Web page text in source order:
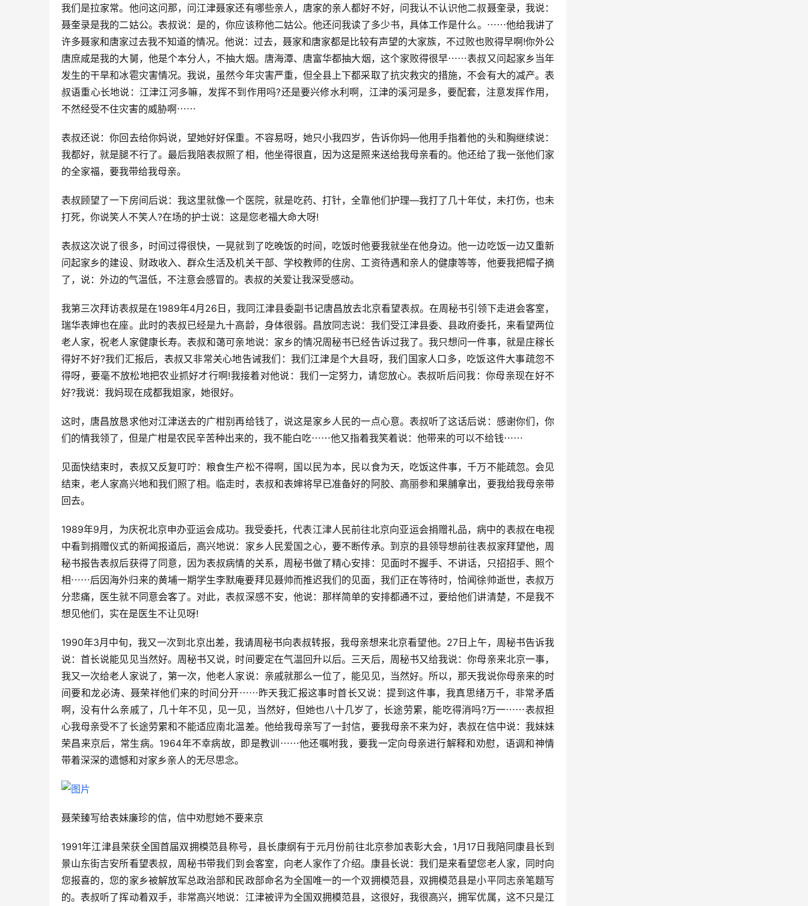
我们是拉家常。他问这问那，问江津聂家还有哪些亲人，唐家的亲人都好不好，问我认不认识他二叔聂奎录，我说：
聂奎录是我的二姑公。表叔说：是的，你应该称他二姑公。他还问我读了多少书，具体工作是什么。⋯⋯他给我讲了
许多聂家和唐家过去我不知道的情况。他说：过去，聂家和唐家都是比较有声望的大家族，不过败也败得早啊!你外公
唐庶咸是我的大舅，他是个本分人，不抽大烟。唐海潭、唐富华都抽大烟，这个家败得很早⋯⋯表叔又问起家乡当年
发生的干旱和冰雹灾害情况。我说，虽然今年灾害严重，但全县上下都采取了抗灾救灾的措施，不会有大的减产。表
叔语重心长地说：江津江河多嘛，发挥不到作用吗?还是要兴修水利啊，江津的溪河是多，要配套，注意发挥作用，
不然经受不住灾害的威胁啊⋯⋯
表叔还说：你回去给你妈说，望她好好保重。不容易呀，她只小我四岁，告诉你妈—他用手指着他的头和胸继续说：
我都好，就是腿不行了。最后我陪表叔照了相，他坐得很直，因为这是照来送给我母亲看的。他还给了我一张他们家
的全家福，要我带给我母亲。
表叔顾望了一下房间后说：我这里就像一个医院，就是吃药、打针，全靠他们护理—我打了几十年仗，未打伤，也未
打死，你说笑人不笑人?在场的护士说：这是您老福大命大呀!
表叔这次说了很多，时间过得很快，一晃就到了吃晚饭的时间，吃饭时他要我就坐在他身边。他一边吃饭一边又重新
问起家乡的建设、财政收入、群众生活及机关干部、学校教师的住房、工资待遇和亲人的健康等等，他要我把帽子摘
了，说：外边的气温低，不注意会感冒的。表叔的关爱让我深受感动。
我第三次拜访表叔是在1989年4月26日，我同江津县委副书记唐昌放去北京看望表叔。在周秘书引领下走进会客室，
瑞华表婶也在座。此时的表叔已经是九十高龄，身体很弱。昌放同志说：我们受江津县委、县政府委托，来看望两位
老人家，祝老人家健康长寿。表叔和蔼可亲地说：家乡的情况周秘书已经告诉过我了。我只想问一件事，就是庄稼长
得好不好?我们汇报后，表叔又非常关心地告诫我们：我们江津是个大县呀，我们国家人口多，吃饭这件大事疏忽不
得呀，要毫不放松地把农业抓好才行啊!我接着对他说：我们一定努力，请您放心。表叔听后问我：你母亲现在好不
好?我说：我妈现在成都我姐家，她很好。
这时，唐昌放恳求他对江津送去的广柑别再给钱了，说这是家乡人民的一点心意。表叔听了这话后说：感谢你们，你
们的情我领了，但是广柑是农民辛苦种出来的，我不能白吃⋯⋯他又指着我笑着说：他带来的可以不给钱⋯⋯
见面快结束时，表叔又反复叮咛：粮食生产松不得啊，国以民为本，民以食为天，吃饭这件事，千万不能疏忽。会见
结束，老人家高兴地和我们照了相。临走时，表叔和表婶将早已准备好的阿胶、高丽参和果脯拿出，要我给我母亲带
回去。
1989年9月，为庆祝北京申办亚运会成功。我受委托，代表江津人民前往北京向亚运会捐赠礼品，病中的表叔在电视
中看到捐赠仪式的新闻报道后，高兴地说：家乡人民爱国之心，要不断传承。到京的县领导想前往表叔家拜望他，周
秘书报告表叔后获得了同意，因为表叔病情的关系，周秘书做了精心安排：见面时不握手、不讲话，只招招手、照个
相⋯⋯后因海外归来的黄埔一期学生李默庵要拜见聂帅而推迟我们的见面，我们正在等待时，恰闻徐帅逝世，表叔万
分悲痛，医生就不同意会客了。对此，表叔深感不安，他说：那样简单的安排都通不过，要给他们讲清楚，不是我不
想见他们，实在是医生不让见呀!
1990年3月中旬，我又一次到北京出差，我请周秘书向表叔转报，我母亲想来北京看望他。27日上午，周秘书告诉我
说：首长说能见见当然好。周秘书又说，时间要定在气温回升以后。三天后，周秘书又给我说：你母亲来北京一事，
我又一次给老人家说了，第一次，他老人家说：亲戚就那么一位了，能见见，当然好。所以，那天我说你母亲来的时
间要和龙必涛、聂荣祥他们来的时间分开⋯⋯昨天我汇报这事时首长又说：提到这件事，我真思绪万千，非常矛盾
啊，没有什么亲戚了，几十年不见，见一见，当然好，但她也八十几岁了，长途劳累，能吃得消吗?万一⋯⋯表叔担
心我母亲受不了长途劳累和不能适应南北温差。他给我母亲写了一封信，要我母亲不来为好，表叔在信中说：我妹妹
荣昌来京后，常生病。1964年不幸病故，即是教训⋯⋯他还嘱咐我，要我一定向母亲进行解释和劝慰，语调和神情
带着深深的遗憾和对家乡亲人的无尽思念。
聂荣臻写给表妹廉珍的信，信中劝慰她不要来京
1991年江津县荣获全国首届双拥模范县称号，县长康纲有于元月份前往北京参加表彰大会，1月17日我陪同康县长到
景山东街吉安所看望表叔，周秘书带我们到会客室，向老人家作了介绍。康县长说：我们是来看望您老人家，同时向
您报喜的，您的家乡被解放军总政治部和民政部命名为全国唯一的一个双拥模范县，双拥模范县是小平同志亲笔题写
的。表叔听了挥动着双手，非常高兴地说：江津被评为全国双拥模范县，这很好，我很高兴，拥军优属，这不只是江